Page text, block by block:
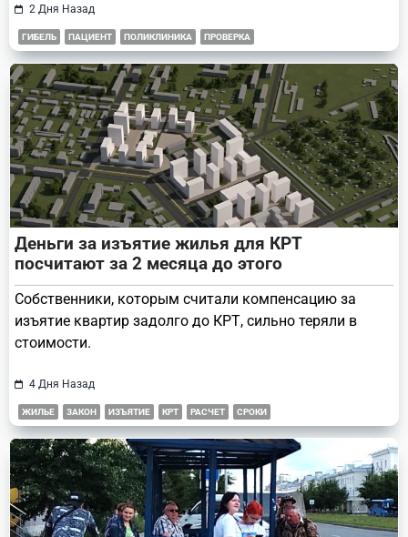
2 Дня Назад
ГИБЕЛЬ ПАЦИЕНТ ПОЛИКЛИНИКА ПРОВЕРКА
Деньги за изъятие жилья для КРТ
посчитают за 2 месяца до этого
Собственники, которым считали компенсацию за
изъятие квартир задолго до КРТ, сильно теряли в
стоимости.
4 Дня Назад
ЖИЛЬЕ ЗАКОН ИЗЪЯТИЕ КРТ РАСЧЕТ СРОКИ